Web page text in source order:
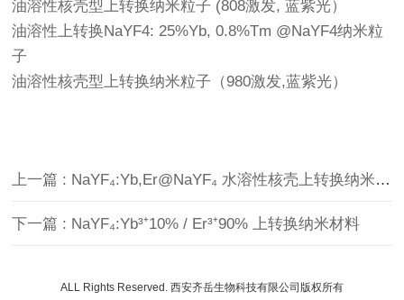
油溶性核壳型上转换纳米粒子 (808激发, 蓝紫光）
油溶性上转换NaYF4: 25%Yb, 0.8%Tm @NaYF4纳米粒
子
油溶性核壳型上转换纳米粒子（980激发,蓝紫光）
上一篇 : NaYF₄:Yb,Er@NaYF₄ 水溶性核壳上转换纳米粒（980 nm激发，绿光发射，PAA表面修饰）
下一篇 : NaYF₄:Yb³⁺10% / Er³⁺90% 上转换纳米材料
ALL Rights Reserved. 西安齐岳生物科技有限公司版权所有